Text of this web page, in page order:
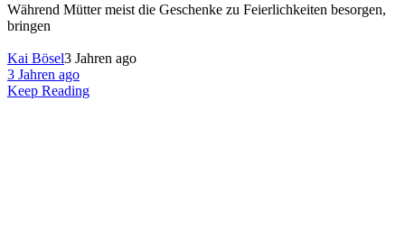
Während Mütter meist die Geschenke zu Feierlichkeiten besorgen,
bringen
Kai Bösel3 Jahren ago
3 Jahren ago
Keep Reading